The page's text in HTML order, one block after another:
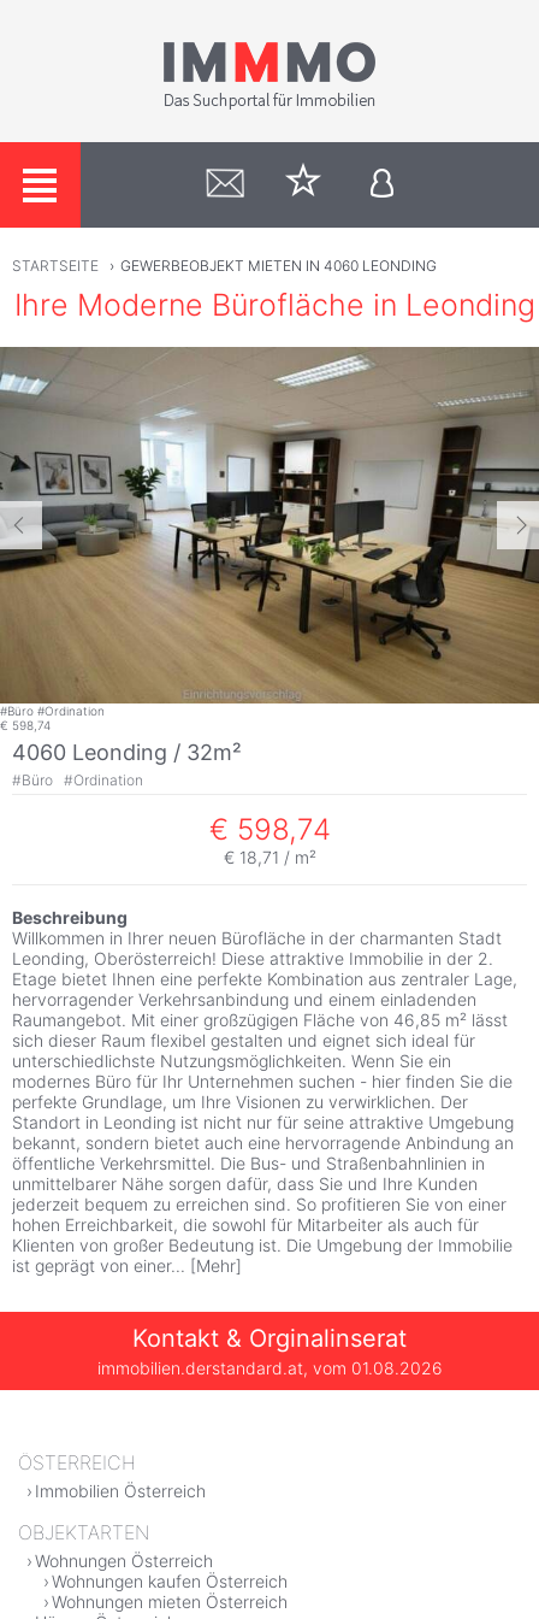
STARTSEITE › GEWERBEOBJEKT MIETEN IN 4060 LEONDING
Ihre Moderne Bürofläche in Leonding
#Büro #Ordination
€ 598,74
4060 Leonding / 32m²
#Büro #Ordination
€ 598,74
€ 18,71 / m²
Beschreibung
Willkommen in Ihrer neuen Bürofläche in der charmanten Stadt
Leonding, Oberösterreich! Diese attraktive Immobilie in der 2.
Etage bietet Ihnen eine perfekte Kombination aus zentraler Lage,
hervorragender Verkehrsanbindung und einem einladenden
Raumangebot. Mit einer großzügigen Fläche von 46,85 m² lässt
sich dieser Raum flexibel gestalten und eignet sich ideal für
unterschiedlichste Nutzungsmöglichkeiten. Wenn Sie ein
modernes Büro für Ihr Unternehmen suchen - hier finden Sie die
perfekte Grundlage, um Ihre Visionen zu verwirklichen. Der
Standort in Leonding ist nicht nur für seine attraktive Umgebung
bekannt, sondern bietet auch eine hervorragende Anbindung an
öffentliche Verkehrsmittel. Die Bus- und Straßenbahnlinien in
unmittelbarer Nähe sorgen dafür, dass Sie und Ihre Kunden
jederzeit bequem zu erreichen sind. So profitieren Sie von einer
hohen Erreichbarkeit, die sowohl für Mitarbeiter als auch für
Klienten von großer Bedeutung ist. Die Umgebung der Immobilie
ist geprägt von einer... [Mehr]
Kontakt & Orginalinserat
immobilien.derstandard.at, vom 01.08.2026
ÖSTERREICH
Immobilien Österreich
OBJEKTARTEN
Wohnungen Österreich
Wohnungen kaufen Österreich
Wohnungen mieten Österreich